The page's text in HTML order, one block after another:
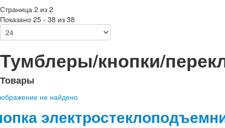
Страница 2 из 2
Показано 25 - 38 из 38
Тумблеры/кнопки/
Товары